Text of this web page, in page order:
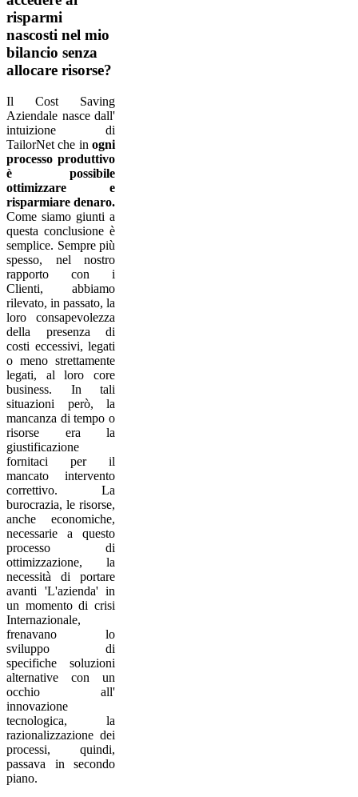
risparmi
nascosti nel mio
bilancio senza
allocare risorse?
Il Cost Saving
Aziendale nasce dall'
intuizione di
TailorNet che inogni
processo produttivo
è possibile
ottimizzare e
risparmiare denaro.
Come siamo giunti a
questa conclusione è
semplice. Sempre più
spesso, nel nostro
rapporto con i
Clienti, abbiamo
rilevato, in passato, la
loro consapevolezza
della presenza di
costi eccessivi, legati
o meno strettamente
legati, al loro core
business. In tali
situazioni però, la
mancanza di tempo o
risorse era la
giustificazione
fornitaci per il
mancato intervento
correttivo. La
burocrazia, le risorse,
anche economiche,
necessarie a questo
processo di
ottimizzazione, la
necessità di portare
avanti 'L'azienda' in
un momento di crisi
Internazionale,
frenavano lo
sviluppo di
specifiche soluzioni
alternative con un
occhio all'
innovazione
tecnologica, la
razionalizzazione dei
processi, quindi,
passava in secondo
piano.